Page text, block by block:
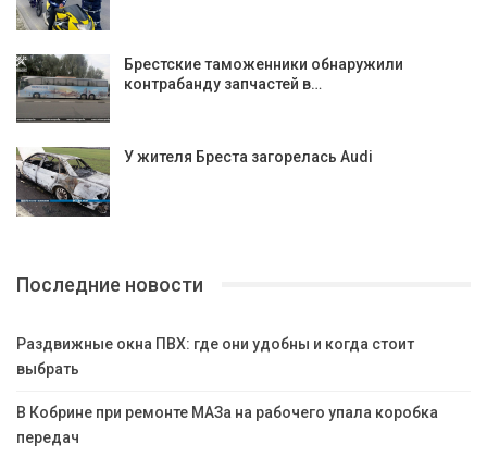
Брестские таможенники обнаружили
контрабанду запчастей в…
У жителя Бреста загорелась Audi
Последние новости
Раздвижные окна ПВХ: где они удобны и когда стоит
выбрать
В Кобрине при ремонте МАЗа на рабочего упала коробка
передач